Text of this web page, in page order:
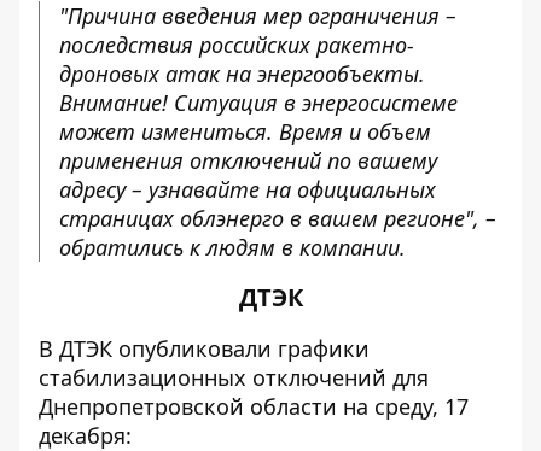
"Причина введения мер ограничения –
последствия российских ракетно-
дроновых атак на энергообъекты.
Внимание! Ситуация в энергосистеме
может измениться. Время и объем
применения отключений по вашему
адресу – узнавайте на официальных
страницах облэнерго в вашем регионе", –
обратились к людям в компании.
ДТЭК
В ДТЭК опубликовали графики
стабилизационных отключений для
Днепропетровской области на среду, 17
декабря: